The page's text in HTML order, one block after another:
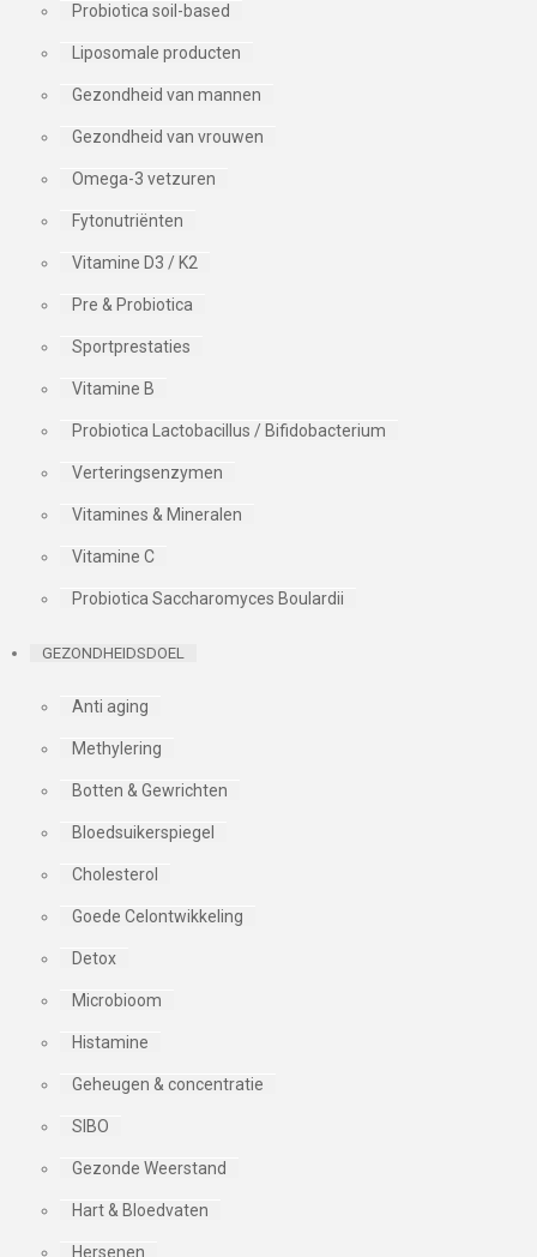
Probiotica soil-based
Liposomale producten
Gezondheid van mannen
Gezondheid van vrouwen
Omega-3 vetzuren
Fytonutriënten
Vitamine D3 / K2
Pre & Probiotica
Sportprestaties
Vitamine B
Probiotica Lactobacillus / Bifidobacterium
Verteringsenzymen
Vitamines & Mineralen
Vitamine C
Probiotica Saccharomyces Boulardii
GEZONDHEIDSDOEL
Anti aging
Methylering
Botten & Gewrichten
Bloedsuikerspiegel
Cholesterol
Goede Celontwikkeling
Detox
Microbioom
Histamine
Geheugen & concentratie
SIBO
Gezonde Weerstand
Hart & Bloedvaten
Hersenen